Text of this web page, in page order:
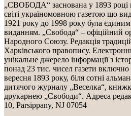
„СВОБОДА“ заснована у 1893
світі україномовною газетою що
1921 року до 1998 року була
виданням. „Свобода“ – офіційний
Народного Союзу. Редакція
Харківського правопису.
унікальне джерело інформації з
понад 23 тис. чисел газети
вересня 1893 року, біля сотні
дитячого журналу „Веселка“,
друкарнею „Свободи“. Адреса
10, Parsippany, NJ 07054